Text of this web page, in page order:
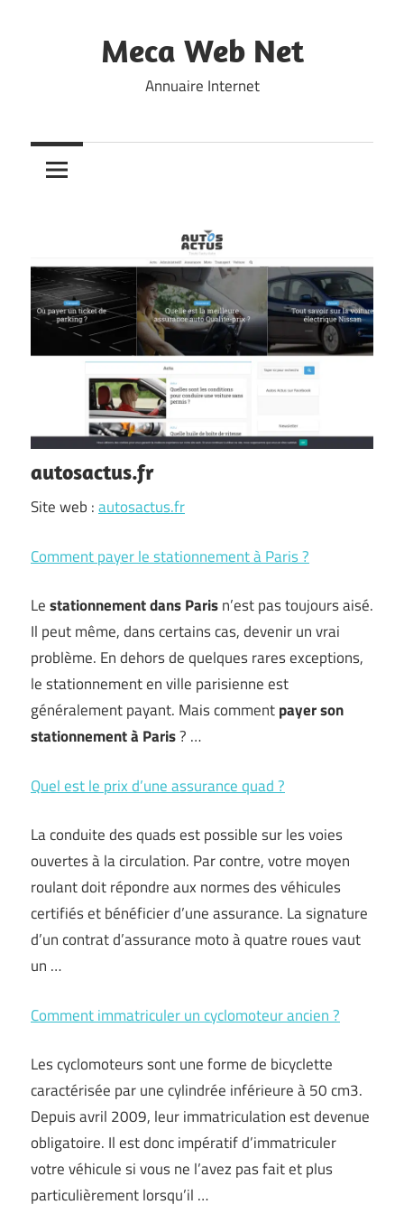
Meca Web Net
Annuaire Internet
autosactus.fr
Site web :autosactus.fr
Comment payer le stationnement à Paris ?
Lestationnement dans Parisn’est pas toujours aisé.
Il peut même, dans certains cas, devenir un vrai
problème. En dehors de quelques rares exceptions,
le stationnement en ville parisienne est
généralement payant. Mais commentpayer son
stationnement à Paris? …
Quel est le prix d’une assurance quad ?
La conduite des quads est possible sur les voies
ouvertes à la circulation. Par contre, votre moyen
roulant doit répondre aux normes des véhicules
certifiés et bénéficier d’une assurance. La signature
d’un contrat d’assurance moto à quatre roues vaut
un …
Comment immatriculer un cyclomoteur ancien ?
Les cyclomoteurs sont une forme de bicyclette
caractérisée par une cylindrée inférieure à 50 cm3.
Depuis avril 2009, leur immatriculation est devenue
obligatoire. Il est donc impératif d’immatriculer
votre véhicule si vous ne l’avez pas fait et plus
particulièrement lorsqu’il …